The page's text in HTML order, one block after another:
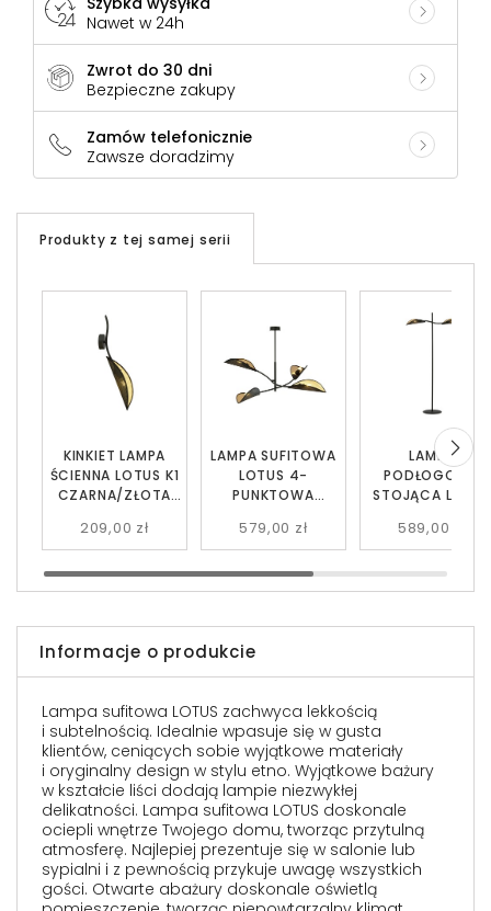
Nawet w 24h
Zwrot do 30 dni
Bezpieczne zakupy
Zamów telefonicznie
Zawsze doradzimy
Produkty z tej samej serii
LAMPA SUFITOWA
LOTUS 4-
PUNKTOWA
EMIBIG
579,00 zł
KINKIET LAMPA
ŚCIENNA LOTUS K1
CZARNA/ZŁOTA
209,00 zł
LAMPA
PODŁOGOWA
STOJĄCA LOTUS
EMIBIG
589,00 zł
Informacje o produkcie
Lampa sufitowa LOTUS zachwyca lekkością
i subtelnością. Idealnie wpasuje się w gusta
klientów, ceniących sobie wyjątkowe materiały
i oryginalny design w stylu etno. Wyjątkowe bażury
w kształcie liści dodają lampie niezwykłej
delikatności. Lampa sufitowa LOTUS doskonale
ociepli wnętrze Twojego domu, tworząc przytulną
atmosferę. Najlepiej prezentuje się w salonie lub
sypialni i z pewnością przykuje uwagę wszystkich
gości. Otwarte abażury doskonale oświetlą